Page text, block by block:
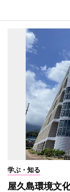
学ぶ・知る
屋久島環境文